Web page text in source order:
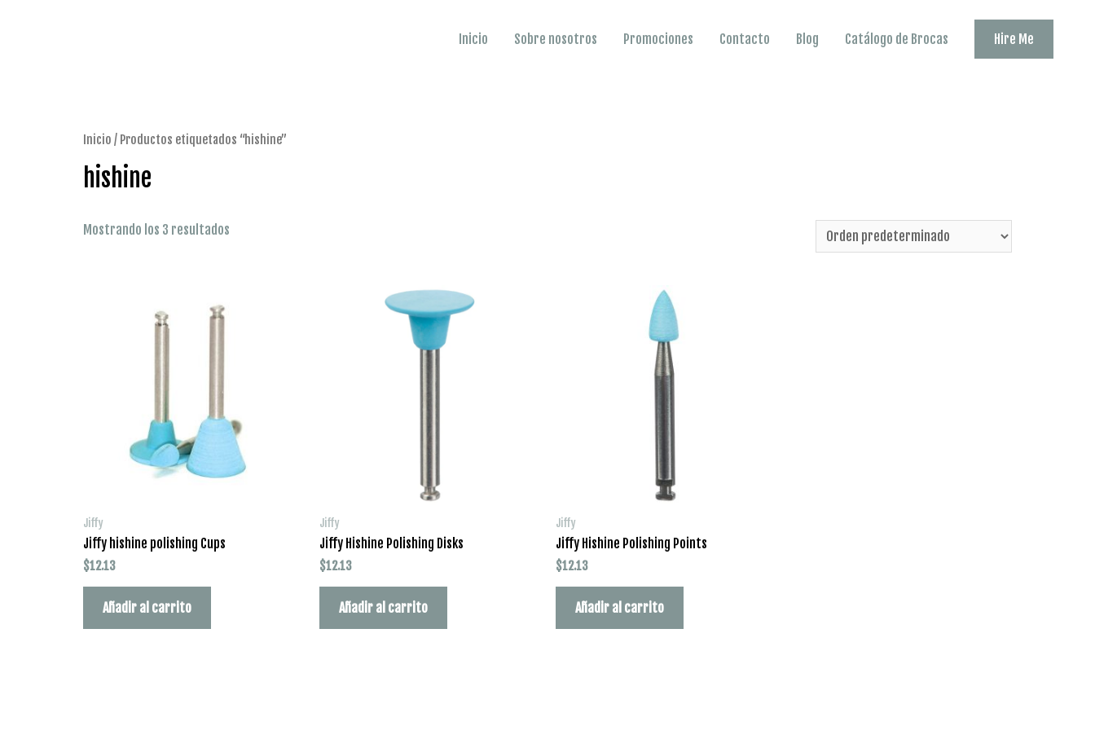
Inicio Sobre nosotros Promociones Contacto Blog Catálogo de Brocas Hire Me
Inicio / Productos etiquetados “hishine”
hishine
Mostrando los 3 resultados
Jiffy
Jiffy hishine polishing Cups
$12.13
Añadir al carrito
Jiffy
Jiffy Hishine Polishing Disks
$12.13
Añadir al carrito
Jiffy
Jiffy Hishine Polishing Points
$12.13
Añadir al carrito